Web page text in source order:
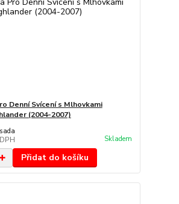
Denní Svícení s Mlhovkami
(2004-2007)
Skladem
Přidat do košíku